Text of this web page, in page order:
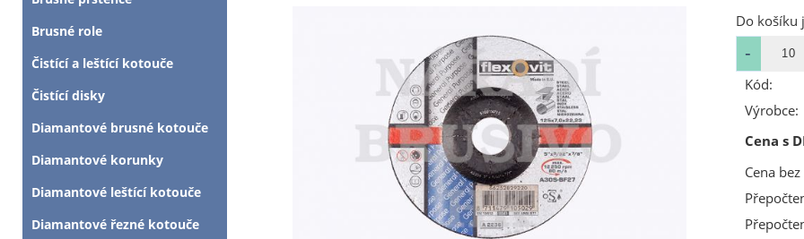
Do košíku
Kód:
Výrobce:
Cena s
Cena
Brusné role
Čistící a leštící kotouče
Čistící disky
Diamantové brusné kotouče
Diamantové korunky
Diamantové leštící kotouče
Diamantové řezné kotouče